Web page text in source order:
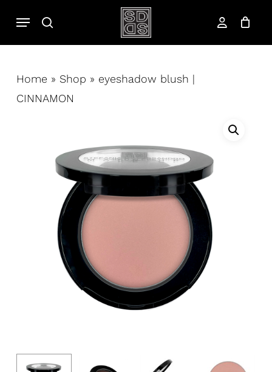
contenuto
cerca account
Menu
Home » Shop » eyeshadow blush |
CINNAMON